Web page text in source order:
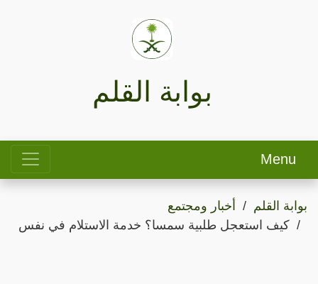
بوابة القلم
Menu
بوابة القلم
أخبار ومجتمع
كيف استعجل طلبية سمسا؟ خدمة الاستلام في نفس